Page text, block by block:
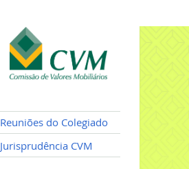
Reuniões do Colegiado
Jurisprudência CVM